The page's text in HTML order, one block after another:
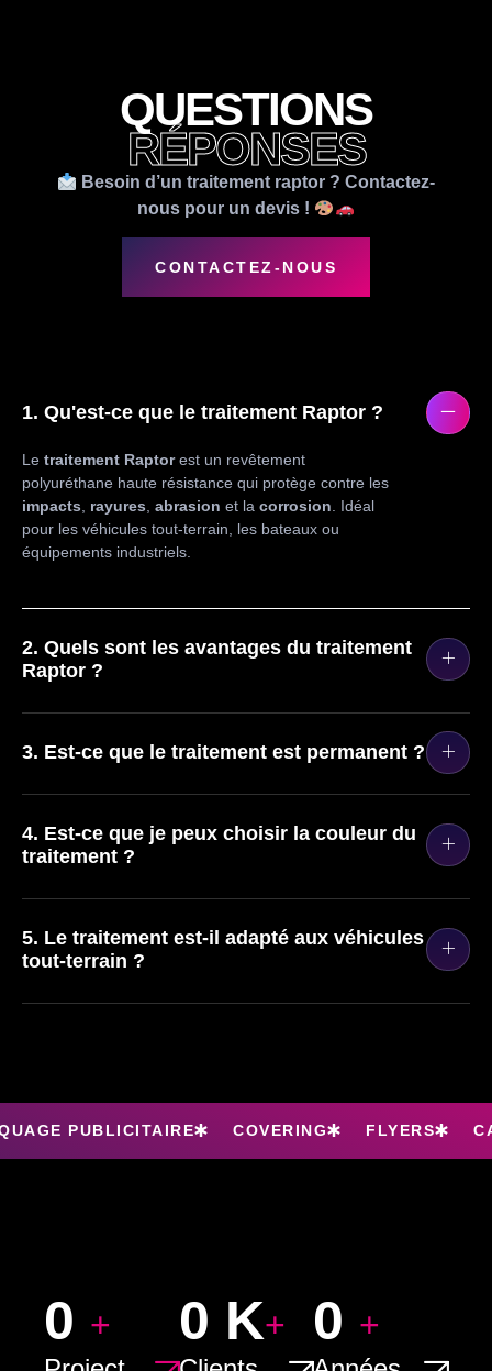
QUESTIONS
RÉPONSES
Besoin d’un traitement raptor ? Contactez-
nous pour un devis !
CONTACTEZ-NOUS
1. Qu'est-ce que le traitement Raptor ?
Le traitement Raptorest un revêtement
polyuréthane haute résistance qui protège contre les
impacts, rayures, abrasion et la corrosion. Idéal
pour les véhicules tout-terrain, les bateaux ou
équipements industriels.
2. Quels sont les avantages du traitement
Raptor ?
3. Est-ce que le traitement est permanent ?
4. Est-ce que je peux choisir la couleur du
traitement ?
5. Le traitement est-il adapté aux véhicules
tout-terrain ?
PUBLICITAIRE COVERING FLYERS
0 + 0 K+ 0 +